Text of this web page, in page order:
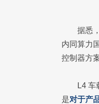
据悉
内同算力
控制器方
L4
是对于产